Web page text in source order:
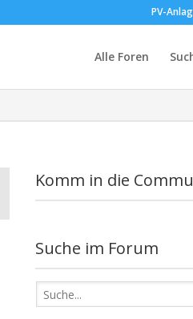
PV-
Alle Foren
Komm in die
Suche im Forum